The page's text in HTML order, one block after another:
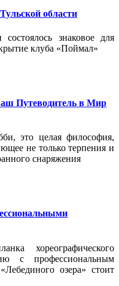
области
знаковое для
клуба «Поймал»
Путеводитель в Мир
это целая философия,
не только терпения и
снаряжения
хореографического
с профессиональным
озера» стоит